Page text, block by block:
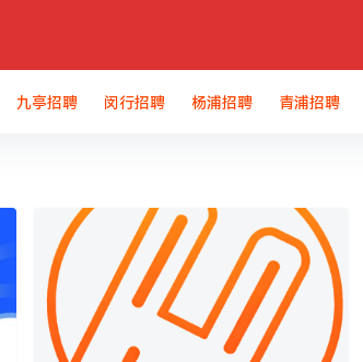
九亭招聘 闵行招聘 杨浦招聘 青浦招聘